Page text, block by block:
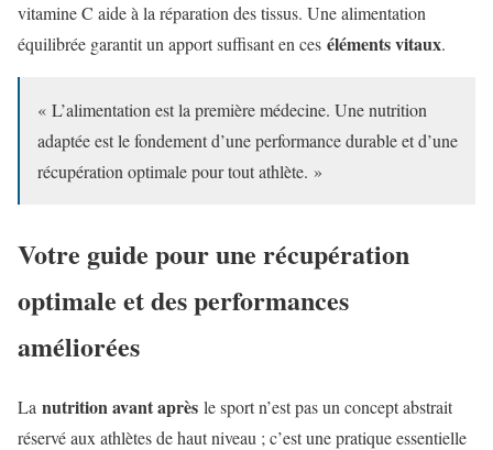
vitamine C aide à la réparation des tissus. Une alimentation
équilibrée garantit un apport suffisant en ces éléments vitaux.
« L’alimentation est la première médecine. Une nutrition
adaptée est le fondement d’une performance durable et d’une
récupération optimale pour tout athlète. »
Votre guide pour une récupération
optimale et des performances
améliorées
La nutrition avant après le sport n’est pas un concept abstrait
réservé aux athlètes de haut niveau ; c’est une pratique essentielle